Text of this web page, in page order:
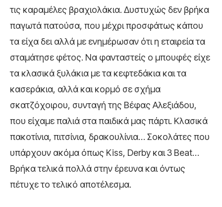
τις καραμέλες βραχιολάκια. Δυστυχώς δεν βρήκα
παγωτά πατούσα, που μέχρι προσφάτως κάπου
τα είχα δει αλλά με ενημέρωσαν ότι η εταιρεία τα
σταμάτησε φέτος. Να φανταστείς ο μπουφές είχε
τα κλασικά ξυλάκια με τα κεφτεδάκια και τα
κασεράκια, αλλά και κορμό σε σχήμα
σκατζόχοιρου, συνταγή της Βέφας Αλεξιάδου,
που είχαμε παλιά στα παιδικά μας πάρτι. Κλασικά
πακοτίνια, πιτσίνια, δρακουλίνια… Σοκολάτες που
υπάρχουν ακόμα όπως Kiss, Derby και 3 Beat…
Bρήκα τελικά πολλά στην έρευνα και όντως
πέτυχε το τελικό αποτέλεσμα.